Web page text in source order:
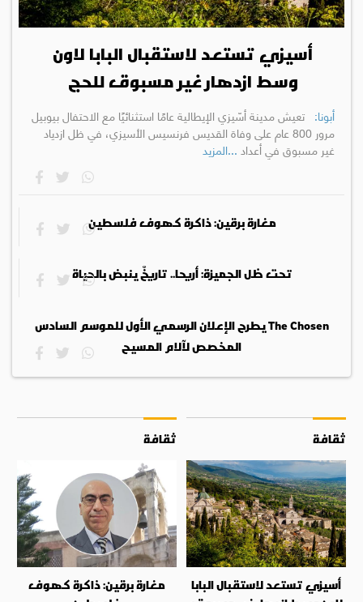
أسيزي تستعد لاستقبال البابا لاون
وسط ازدهار غير مسبوق للحج
أبونا: تعيش مدينة أسّيزي الإيطالية عامًا استثنائيًا مع الاحتفال بيوبيل
مرور 800 عام على وفاة القديس فرنسيس الأسيزي، في ظل ازدياد
غير مسبوق في أعداد ...المزيد
مغارة برقين: ذاكرة كهوف فلسطين
تحت ظل الجميزة: أريحا.. تاريخٌ ينبض بالحياة
The Chosen يطرح الإعلان الرسمي الأول للموسم السادس
المخصص لآلام المسيح
ثقافة
أسيزي تستعد لاستقبال البابا
ثقافة
مغارة برقين: ذاكرة كهوف